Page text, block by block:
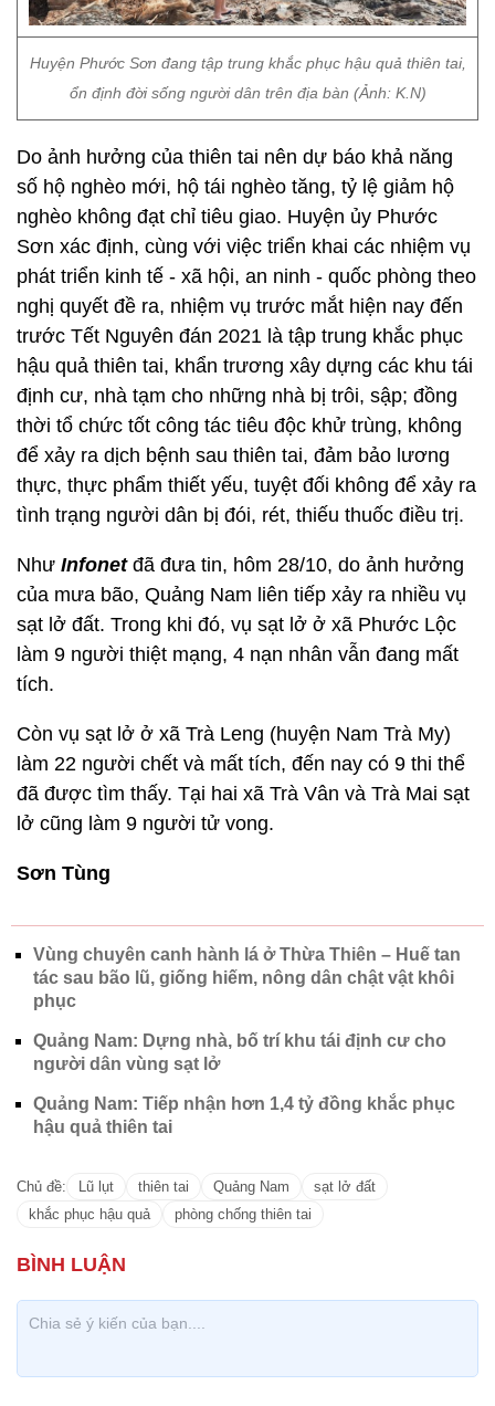
Huyện Phước Sơn đang tập trung khắc phục hậu quả thiên tai,
ổn định đời sống người dân trên địa bàn (Ảnh: K.N)
Do ảnh hưởng của thiên tai nên dự báo khả năng
số hộ nghèo mới, hộ tái nghèo tăng, tỷ lệ giảm hộ
nghèo không đạt chỉ tiêu giao. Huyện ủy Phước
Sơn xác định, cùng với việc triển khai các nhiệm vụ
phát triển kinh tế - xã hội, an ninh - quốc phòng theo
nghị quyết đề ra, nhiệm vụ trước mắt hiện nay đến
trước Tết Nguyên đán 2021 là tập trung khắc phục
hậu quả thiên tai, khẩn trương xây dựng các khu tái
định cư, nhà tạm cho những nhà bị trôi, sập; đồng
thời tổ chức tốt công tác tiêu độc khử trùng, không
để xảy ra dịch bệnh sau thiên tai, đảm bảo lương
thực, thực phẩm thiết yếu, tuyệt đối không để xảy ra
tình trạng người dân bị đói, rét, thiếu thuốc điều trị.
Như Infonetđã đưa tin, hôm 28/10, do ảnh hưởng
của mưa bão, Quảng Nam liên tiếp xảy ra nhiều vụ
sạt lở đất. Trong khi đó, vụ sạt lở ở xã Phước Lộc
làm 9 người thiệt mạng, 4 nạn nhân vẫn đang mất
tích.
Còn vụ sạt lở ở xã Trà Leng (huyện Nam Trà My)
làm 22 người chết và mất tích, đến nay có 9 thi thể
đã được tìm thấy. Tại hai xã Trà Vân và Trà Mai sạt
lở cũng làm 9 người tử vong.
Sơn Tùng
Vùng chuyên canh hành lá ở Thừa Thiên – Huế tan
tác sau bão lũ, giống hiếm, nông dân chật vật khôi
phục
Quảng Nam: Dựng nhà, bố trí khu tái định cư cho
người dân vùng sạt lở
Quảng Nam: Tiếp nhận hơn 1,4 tỷ đồng khắc phục
hậu quả thiên tai
Chủ đề: Lũ lụt thiên tai Quảng Nam
sạt lở đất
khắc phục hậu quả
phòng chống thiên tai